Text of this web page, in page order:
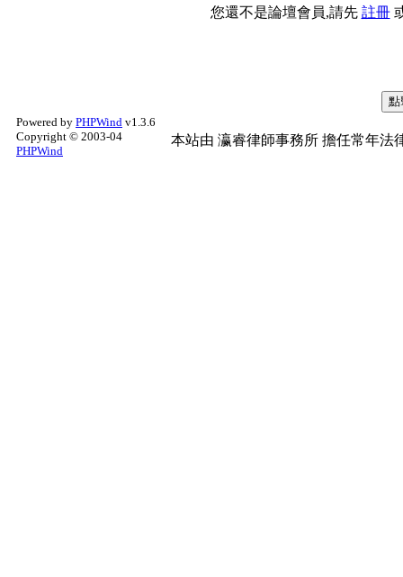
您還不是論壇會員,請先 註冊
Powered by PHPWind v1.3.6
Copyright © 2003-04
PHPWind
本站由 瀛睿律師事務所 擔任常年法